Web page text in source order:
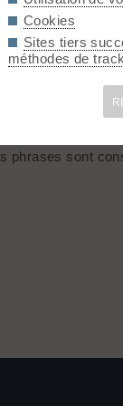
tous les
recherche pour
ni les accents,
phrases sont
Cookies
Sites tiers
méthodes de